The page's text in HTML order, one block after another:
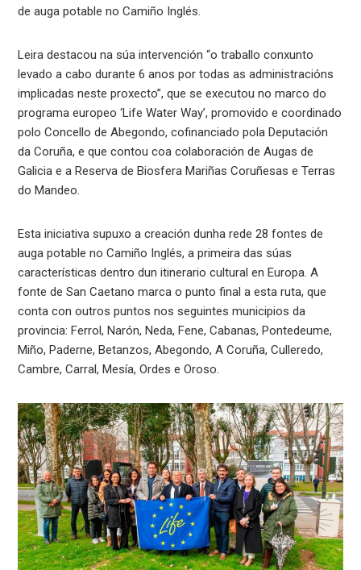
de auga potable no Camiño Inglés.
Leira destacou na súa intervención “o traballo conxunto
levado a cabo durante 6 anos por todas as administracións
implicadas neste proxecto”, que se executou no marco do
programa europeo ‘Life Water Way’, promovido e coordinado
polo Concello de Abegondo, cofinanciado pola Deputación
da Coruña, e que contou coa colaboración de Augas de
Galicia e a Reserva de Biosfera Mariñas Coruñesas e Terras
do Mandeo.
Esta iniciativa supuxo a creación dunha rede 28 fontes de
auga potable no Camiño Inglés, a primeira das súas
características dentro dun itinerario cultural en Europa. A
fonte de San Caetano marca o punto final a esta ruta, que
conta con outros puntos nos seguintes municipios da
provincia: Ferrol, Narón, Neda, Fene, Cabanas, Pontedeume,
Miño, Paderne, Betanzos, Abegondo, A Coruña, Culleredo,
Cambre, Carral, Mesía, Ordes e Oroso.